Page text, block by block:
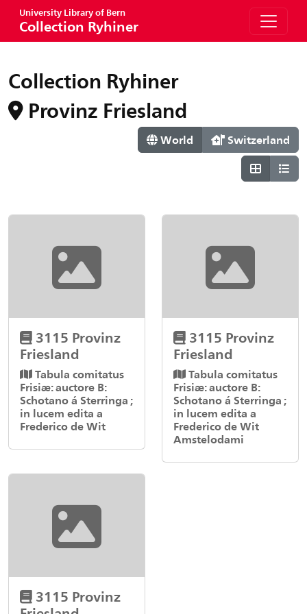
University Library of Bern
Collection Ryhiner
Collection Ryhiner
Provinz Friesland
World Switzerland
3115 Provinz
Friesland
Tabula comitatus
Frisiæ: auctore B:
Schotano á Sterringa ;
in lucem edita a
Frederico de Wit
3115 Provinz
Friesland
Tabula comitatus
Frisiæ: auctore B:
Schotano á Sterringa ;
in lucem edita a
Frederico de Wit
Amstelodami
3115 Provinz